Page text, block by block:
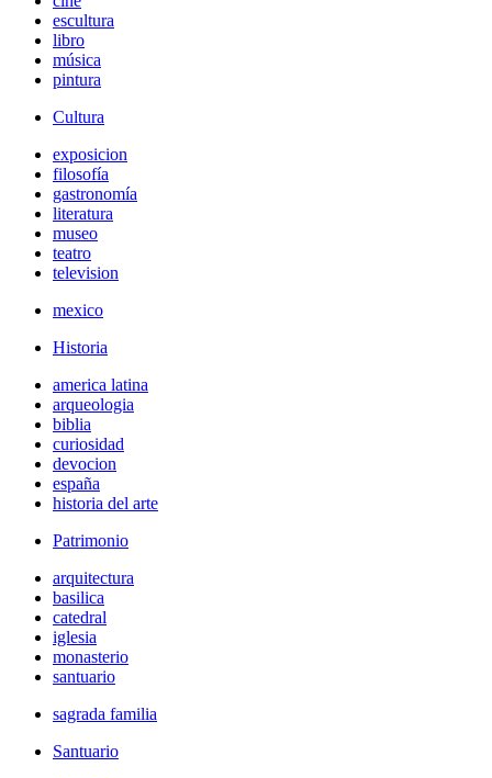
escultura
libro
música
pintura
Cultura
exposicion
filosofía
gastronomía
literatura
museo
teatro
television
mexico
Historia
america latina
arqueologia
biblia
curiosidad
devocion
españa
historia del arte
Patrimonio
arquitectura
basilica
catedral
iglesia
monasterio
santuario
sagrada familia
Santuario